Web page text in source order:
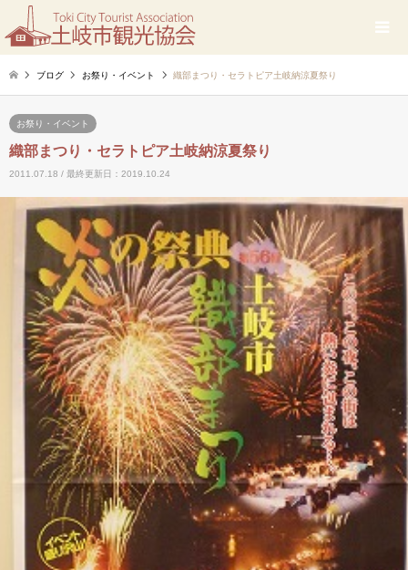
ブログ お祭り・イベント 織部まつり・セラトピア土岐納涼夏祭り
お祭り・イベント
織部まつり・セラトピア土岐納涼夏祭り
2011.07.18 / 最終更新日：2019.10.24